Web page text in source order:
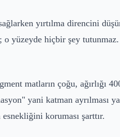
yırtılma direncini
o yüzeyde hiçbir şey
matların çoğu, ağırlığı
yani katman ayrılması
koruması şarttır.